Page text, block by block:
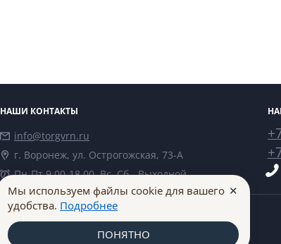
НАШИ КОНТАКТЫ
info@torgvrn.ru
г. Воронеж, ул. Острогожская, 73-А
Пн-Пт 9.00-18.00, Вс, Сб - Выходной
Мы используем файлы cookie для вашего
удобства. Подробнее
✕
ПОНЯТНО